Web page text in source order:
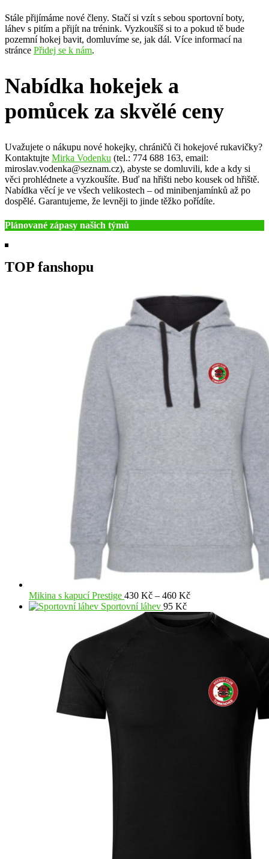
Stále přijímáme nové členy. Stačí si vzít s sebou sportovní boty,
láhev s pitím a přijít na trénink. Vyzkoušíš si to a pokud tě bude
pozemní hokej bavit, domluvíme se, jak dál. Více informací na
stránce Přidej se k nám.
Nabídka hokejek a
pomůcek za skvělé ceny
Uvažujete o nákupu nové hokejky, chráničů či hokejové rukavičky?
Kontaktujte Mirka Vodenku (tel.: 774 688 163, email:
miroslav.vodenka@seznam.cz), abyste se domluvili, kde a kdy si
věci prohlédnete a vyzkoušíte. Buď na hřišti nebo kousek od hřiště.
Nabídka věcí je ve všech velikostech – od minibenjamínků až po
dospělé. Garantujeme, že levněji to jinde těžko pořídíte.
Plánované zápasy našich týmů
TOP fanshopu
Mikina s kapucí Prestige 430 Kč – 460 KčRozpětí
430 Kč
Sportovní láhev 95 Kč